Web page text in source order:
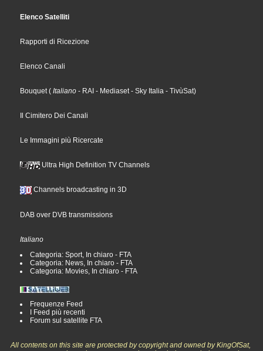
Elenco Satelliti
Rapporti di Ricezione
Elenco Canali
Bouquet( Italiano - RAI - Mediaset- Sky Italia - TivùSat)
Il Cimitero Dei Canali
Le Immagini più Ricercate
Ultra High Definition TV Channels
Channels broadcasting in 3D
DAB over DVB transmissions
Italiano
Categoria: Sport, In chiaro - FTA
Categoria: News, In chiaro - FTA
Categoria: Movies, In chiaro - FTA
Frequenze Feed
I Feed più recenti
Forum sul satellite FTA
All contents on this site are protected by copyright and owned by KingOfSat,